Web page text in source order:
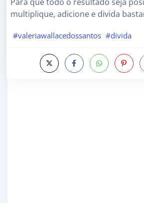
multiplique, adicione e divida
#valeriawallacedossantos #divida